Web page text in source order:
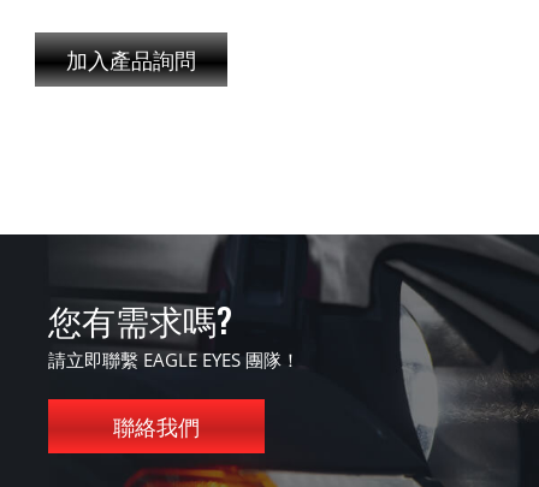
加入產品詢問
您有需求嗎?
請立即聯繫 EAGLE EYES 團隊！
聯絡我們